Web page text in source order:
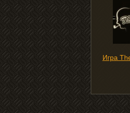
Игра